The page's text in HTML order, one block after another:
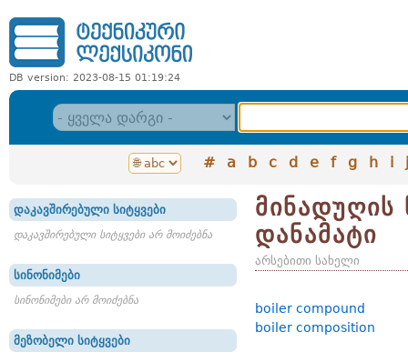
DB version: 2023-08-15 01:19:24
# a b c d e f g h i j
დაკავშირებული სიტყვები
დაკავშირებული სიტყვები არ მოიძებნა
სინონიმები
სინონიმები არ მოიძებნა
მეზობელი სიტყვები
მინადუღის
დანამატი
არსებითი სახელი
boiler compound
boiler composition